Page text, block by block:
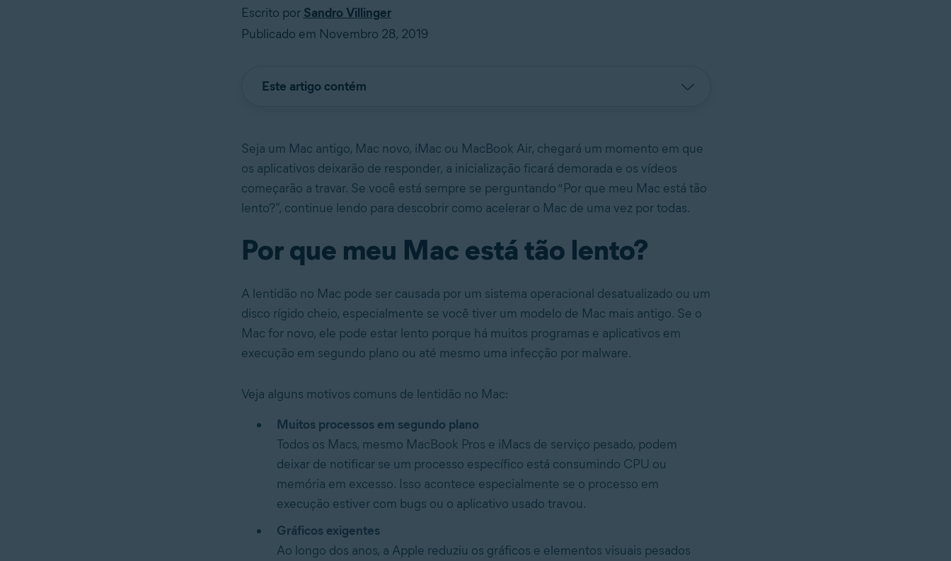
Escrito por Sandro Villinger
Publicado em Novembro 28, 2019
Este artigo contém
Seja um Mac antigo, Mac novo, iMac ou MacBook Air, chegará um momento em que
os aplicativos deixarão de responder, a inicialização ficará demorada e os vídeos
começarão a travar. Se você está sempre se perguntando “Por que meu Mac está tão
lento?”, continue lendo para descobrir como acelerar o Mac de uma vez por todas.
Por que meu Mac está tão lento?
A lentidão no Mac pode ser causada por um sistema operacional desatualizado ou um
disco rígido cheio, especialmente se você tiver um modelo de Mac mais antigo. Se o
Mac for novo, ele pode estar lento porque há muitos programas e aplicativos em
execução em segundo plano ou até mesmo uma infecção por malware.
Veja alguns motivos comuns de lentidão no Mac:
Muitos processos em segundo plano
Todos os Macs, mesmo MacBook Pros e iMacs de serviço pesado, podem
deixar de notificar se um processo específico está consumindo CPU ou
memória em excesso. Isso acontece especialmente se o processo em
execução estiver com bugs ou o aplicativo usado travou.
Gráficos exigentes
Ao longo dos anos, a Apple reduziu os gráficos e elementos visuais pesados